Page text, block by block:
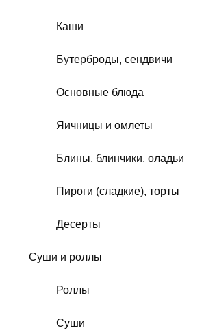
Каши
Бутерброды, сендвичи
Основные блюда
Яичницы и омлеты
Блины, блинчики, оладьи
Пироги (сладкие), торты
Десерты
Суши и роллы
Роллы
Суши